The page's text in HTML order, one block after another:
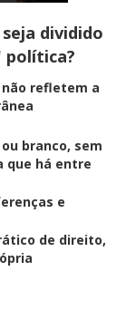
em saúde
Digital
candidato
até terça
dividido
refletem a
branco, sem
que há entre
e
de direito,